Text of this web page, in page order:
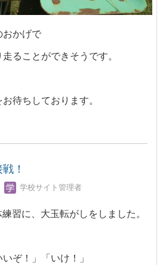
おかげで
ることができそうです。
待ちしております。
！
学校サイト管理者
習に、大玉転がしをしました。
ぞ！」「いけ！」